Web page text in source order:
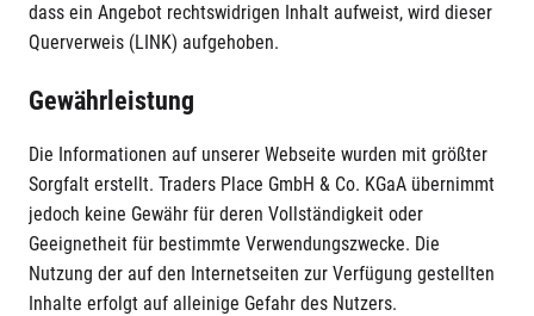
dass ein Angebot rechtswidrigen Inhalt aufweist, wird dieser
Querverweis (LINK) aufgehoben.
Gewährleistung
Die Informationen auf unserer Webseite wurden mit größter
Sorgfalt erstellt. Traders Place GmbH & Co. KGaA übernimmt
jedoch keine Gewähr für deren Vollständigkeit oder
Geeignetheit für bestimmte Verwendungszwecke. Die
Nutzung der auf den Internetseiten zur Verfügung gestellten
Inhalte erfolgt auf alleinige Gefahr des Nutzers.